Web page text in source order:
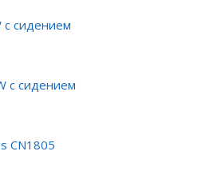
с сидением
с сидением
CN1805